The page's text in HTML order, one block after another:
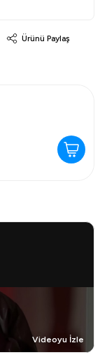
Ürünü Paylaş
Videoyu İzle